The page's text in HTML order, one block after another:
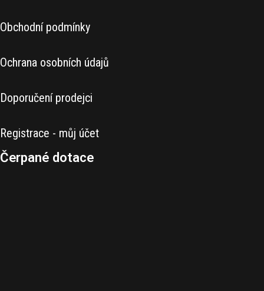
Obchodní podmínky
Ochrana osobních údajů
Doporučení prodejci
Registrace - můj účet
Čerpané dotace